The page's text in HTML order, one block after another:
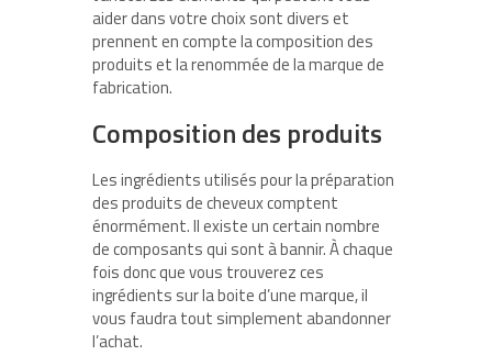
aider dans votre choix sont divers et
prennent en compte la composition des
produits et la renommée de la marque de
fabrication.
Composition des produits
Les ingrédients utilisés pour la préparation
des produits de cheveux comptent
énormément. Il existe un certain nombre
de composants qui sont à bannir. À chaque
fois donc que vous trouverez ces
ingrédients sur la boite d’une marque, il
vous faudra tout simplement abandonner
l’achat.